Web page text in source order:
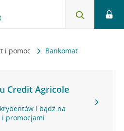
i pomoc Bankomat
Credit Agricole
i bądź na
i promocjami